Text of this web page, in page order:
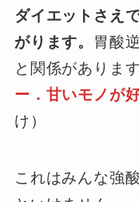
ダイエットさえ
がります。 胃酸
と関係があります
ー．甘いモノが
け）
これはみんな強